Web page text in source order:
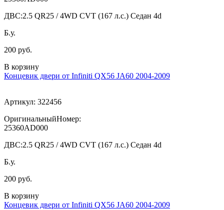
ДВС:2.5 QR25 / 4WD CVT (167 л.с.) Седан 4d
Б.у.
200 руб.
В корзину
Концевик двери от Infiniti QX56 JA60 2004-2009
Артикул: 322456
ОригинальныйНомер:
25360AD000
ДВС:2.5 QR25 / 4WD CVT (167 л.с.) Седан 4d
Б.у.
200 руб.
В корзину
Концевик двери от Infiniti QX56 JA60 2004-2009